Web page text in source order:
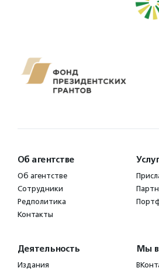
Об агентстве
Об агентстве
Сотрудники
Редполитика
Контакты
Деятельность
Издания
Мы в